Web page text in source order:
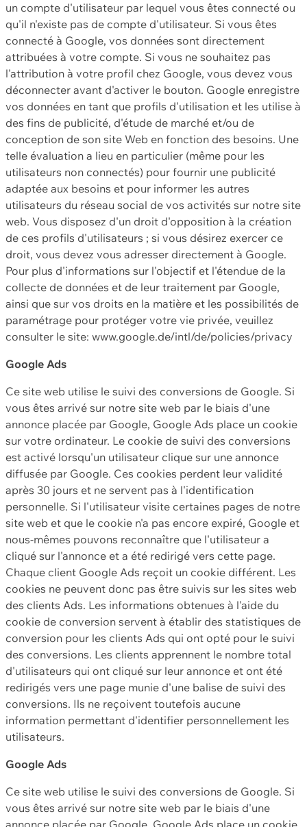
un compte d'utilisateur par lequel vous êtes connecté ou
qu'il n'existe pas de compte d'utilisateur. Si vous êtes
connecté à Google, vos données sont directement
attribuées à votre compte. Si vous ne souhaitez pas
l'attribution à votre profil chez Google, vous devez vous
déconnecter avant d'activer le bouton. Google enregistre
vos données en tant que profils d'utilisation et les utilise à
des fins de publicité, d'étude de marché et/ou de
conception de son site Web en fonction des besoins. Une
telle évaluation a lieu en particulier (même pour les
utilisateurs non connectés) pour fournir une publicité
adaptée aux besoins et pour informer les autres
utilisateurs du réseau social de vos activités sur notre site
web. Vous disposez d'un droit d'opposition à la création
de ces profils d'utilisateurs ; si vous désirez exercer ce
droit, vous devez vous adresser directement à Google.
Pour plus d'informations sur l'objectif et l'étendue de la
collecte de données et de leur traitement par Google,
ainsi que sur vos droits en la matière et les possibilités de
paramétrage pour protéger votre vie privée, veuillez
consulter le site: www.google.de/intl/de/policies/privacy
Google Ads
Ce site web utilise le suivi des conversions de Google. Si
vous êtes arrivé sur notre site web par le biais d'une
annonce placée par Google, Google Ads place un cookie
sur votre ordinateur. Le cookie de suivi des conversions
est activé lorsqu'un utilisateur clique sur une annonce
diffusée par Google. Ces cookies perdent leur validité
après 30 jours et ne servent pas à l'identification
personnelle. Si l'utilisateur visite certaines pages de notre
site web et que le cookie n'a pas encore expiré, Google et
nous-mêmes pouvons reconnaître que l'utilisateur a
cliqué sur l'annonce et a été redirigé vers cette page.
Chaque client Google Ads reçoit un cookie différent. Les
cookies ne peuvent donc pas être suivis sur les sites web
des clients Ads. Les informations obtenues à l'aide du
cookie de conversion servent à établir des statistiques de
conversion pour les clients Ads qui ont opté pour le suivi
des conversions. Les clients apprennent le nombre total
d'utilisateurs qui ont cliqué sur leur annonce et ont été
redirigés vers une page munie d'une balise de suivi des
conversions. Ils ne reçoivent toutefois aucune
information permettant d'identifier personnellement les
utilisateurs.
Google Ads
Ce site web utilise le suivi des conversions de Google. Si
vous êtes arrivé sur notre site web par le biais d'une